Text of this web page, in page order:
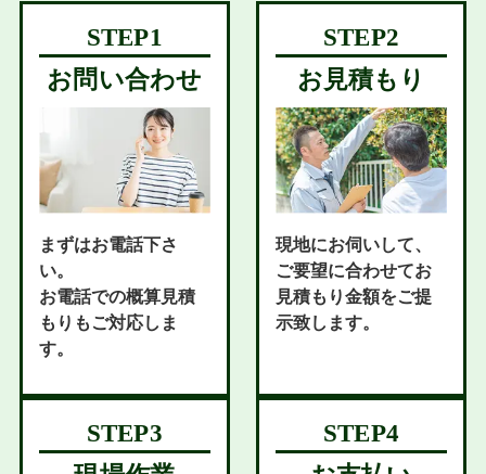
お問い合わせ
まずはお電話下さ
い。
お電話での概算見積
もりもご対応しま
す。
お見積もり
現地にお伺いして、
ご要望に合わせてお
見積もり金額をご提
示致します。